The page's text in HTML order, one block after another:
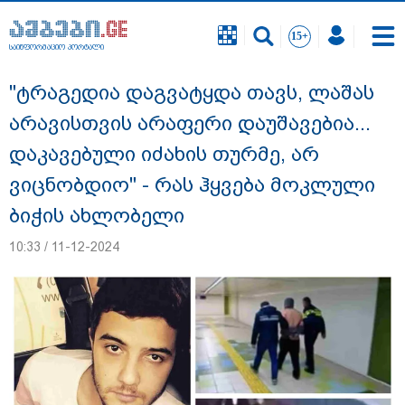
საინფორმაციო პორტალი
"ნატა ვიბლიანის საქმეზე საზოგადოება
უახლოეს დღეებში გაიგებს სიახლეს,
დაიდება პირველი მნიშვნელოვანი
შედეგი და ოფიციალურად ცნობენ
საინფორმაციო პორტალი
"ტრაგედია დაგვატყდა თავს, ლაშას
არავისთვის არაფერი დაუშავებია...
დაკავებული იძახის თურმე, არ
ვიცნობდიო" - რას ჰყვება მოკლული
ბიჭის ახლობელი
10:33 / 11-12-2024